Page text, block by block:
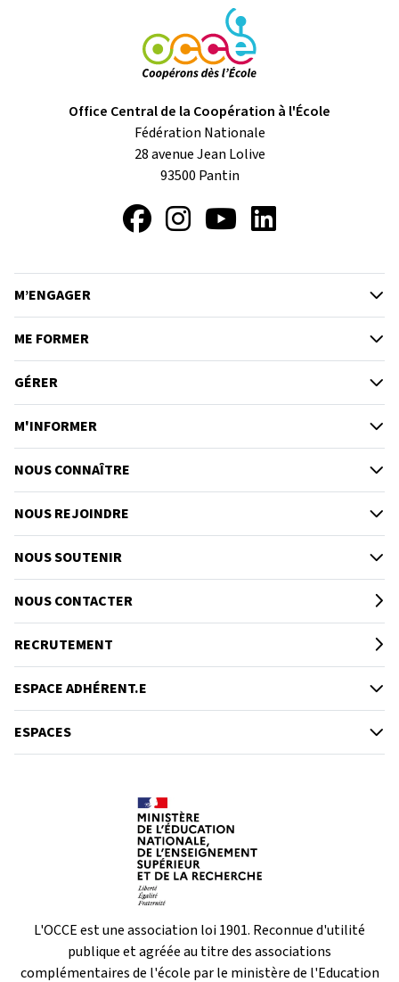
Office Central de la Coopération à l'École
Fédération Nationale
28 avenue Jean Lolive
93500 Pantin
FacebookInstagramYouTube
M’ENGAGER
ME FORMER
GÉRER
M'INFORMER
NOUS CONNAÎTRE
NOUS REJOINDRE
NOUS SOUTENIR
NOUS CONTACTER
RECRUTEMENT
ESPACE ADHÉRENT.E
ESPACES
L'OCCE est une association loi 1901. Reconnue d'utilité
publique et agréée au titre des associations
complémentaires de l'école par le ministère de l'Education